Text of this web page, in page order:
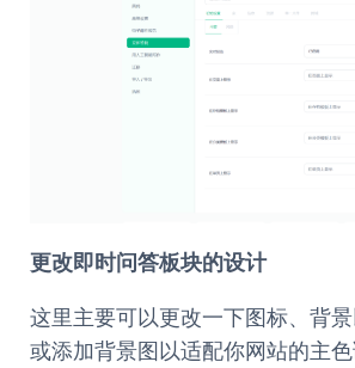
更改即时问答板块的设计
这里主要可以更改一下图标、背
或添加背景图以适配你网站的主色